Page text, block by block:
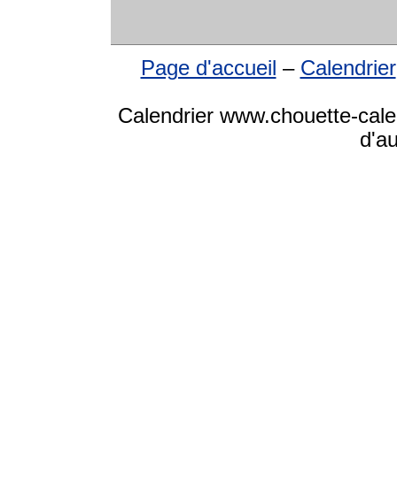
Page d'accueil – Calendrier
Calendrier www.chouette-